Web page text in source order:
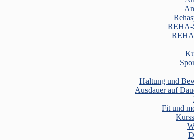
REHA-
Haltung und
Ausdauer auf
Fit und